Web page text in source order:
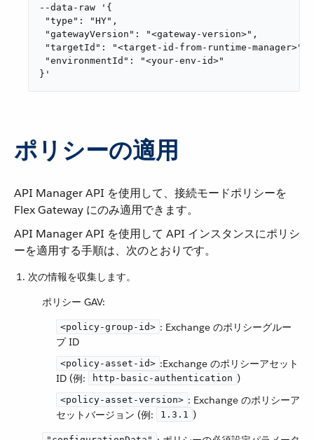
--data-raw '{
"type": "HY",
"gatewayVersion": "<gateway-version>",
"targetId": "<target-id-from-runtime-manager>",
"environmentId": "<your-env-id>"
}'
ポリシーの適用
API Manager API を使用して、接続モードポリシーを
Flex Gateway にのみ適用できます。
API Manager API を使用して API インスタンスにポリシ
ーを適用する手順は、次のとおりです。
次の情報を収集します。
ポリシー GAV:
<policy-group-id> ​: Exchange のポリシーグルー
プ ID
<policy-asset-id> ​:Exchange のポリシーアセット
ID (例:
http-basic-authentication ​)
<policy-asset-version> ​: Exchange のポリシーア
セットバージョン (例:
1.3.1 ​)